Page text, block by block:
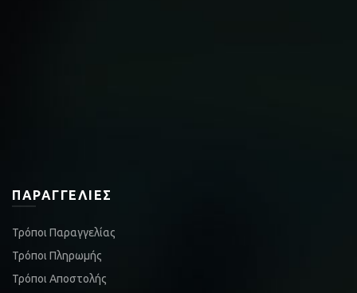
ΠΑΡΑΓΓΕΛΊΕΣ
Τρόποι Παραγγελίας
Τρόποι Πληρωμής
Τρόποι Αποστολής